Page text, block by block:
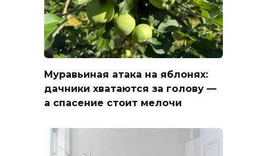
Муравьиная атака на яблонях:
дачники хватаются за голову —
а спасение стоит мелочи